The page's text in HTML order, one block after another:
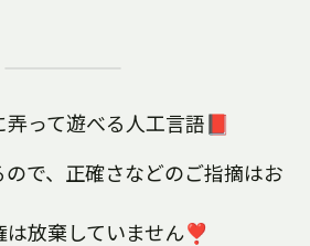
って遊べる人工言語📕
で、正確さなどのご指摘はお
は放棄していません❣️